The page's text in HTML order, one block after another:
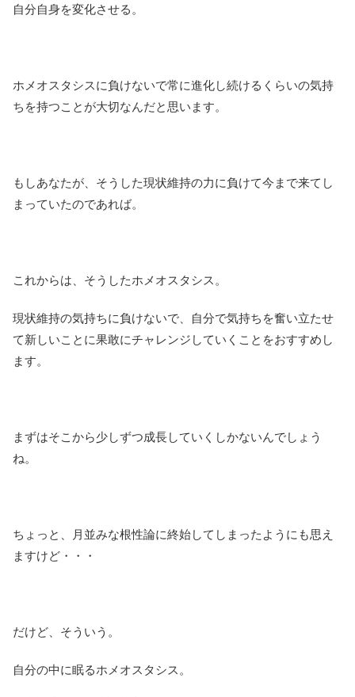
自分自身を変化させる。
ホメオスタシスに負けないで常に進化し続けるくらいの気持
ちを持つことが大切なんだと思います。
もしあなたが、そうした現状維持の力に負けて今まで来てし
まっていたのであれば。
これからは、そうしたホメオスタシス。
現状維持の気持ちに負けないで、自分で気持ちを奮い立たせ
て新しいことに果敢にチャレンジしていくことをおすすめし
ます。
まずはそこから少しずつ成長していくしかないんでしょう
ね。
ちょっと、月並みな根性論に終始してしまったようにも思え
ますけど・・・
だけど、そういう。
自分の中に眠るホメオスタシス。